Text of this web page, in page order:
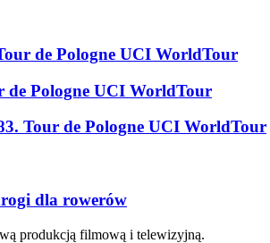
de Pologne UCI WorldTour
de Pologne UCI WorldTour
Tour de Pologne UCI WorldTour
dla rowerów
produkcją filmową i telewizyjną.